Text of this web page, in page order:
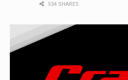
534 SHARES